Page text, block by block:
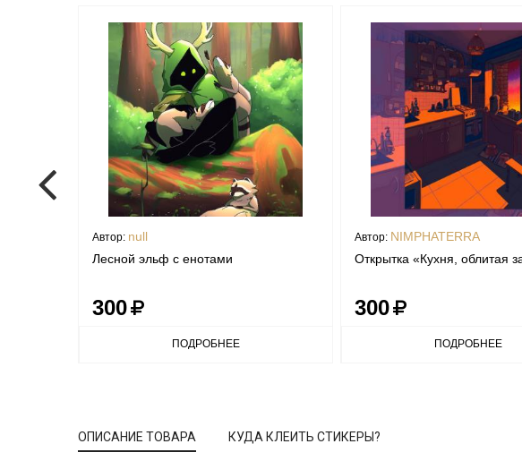
Автор: null
Лесной эльф с енотами
300
ПОДРОБНЕЕ
Автор: NIMPHATERRA
Открытка «Кухня, облитая
300
ПОДРОБНЕЕ
ОПИСАНИЕ ТОВАРА КУДА КЛЕИТЬ СТИКЕРЫ?